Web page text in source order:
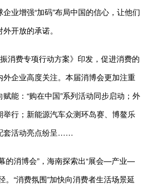
业增强“加码”布局中国的信心，让他们
开放的承诺。
费专项行动方案》印发，促进消费的
企业高度关注。本届消博会更加注重
能：“购在中国”系列活动同步启动；外
举行；新能源汽车众测环岛赛、博鳌乐
套活动亮点纷呈……
消博会”，海南探索出“展会—产业—
。“消费氛围”加快向消费者生活场景延